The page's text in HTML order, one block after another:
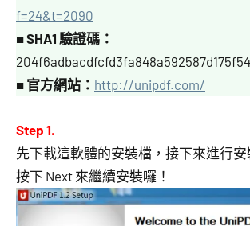
f=24&t=2090
■SHA1 驗證碼 ：
■ 官方網站： http://unipdf.com/
Step 1.
先下載這軟體的安裝檔，接下來進行
按下 Next 來繼續安裝囉！